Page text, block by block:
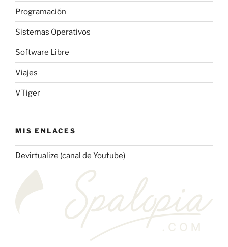
Programación
Sistemas Operativos
Software Libre
Viajes
VTiger
MIS ENLACES
Devirtualize (canal de Youtube)